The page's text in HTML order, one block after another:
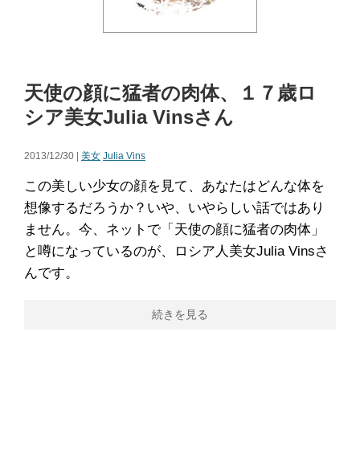
天使の顔に猛者の肉体、１７歳ロ
シア美女Julia Vinsさん
2013/12/30 | 美女 Julia Vins
この美しい少女の顔を見て、あなたはどんな体を
想像するだろうか？いや、いやらしい話ではあり
ません。今、ネットで「天使の顔に猛者の肉体」
と噂になっているのが、ロシア人美女Julia Vinsさ
んです。
続きを見る